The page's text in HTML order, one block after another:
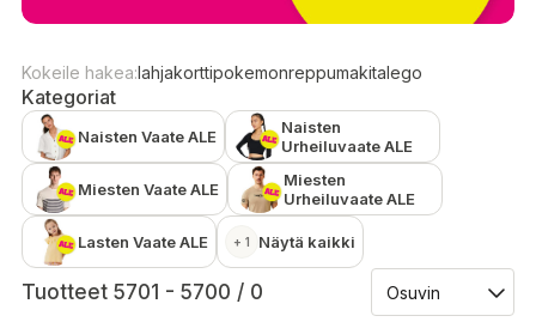
Kokeile hakea:lahjakorttipokemonreppumakitalego
Kategoriat
Naisten Vaate ALE
Naisten
Urheiluvaate ALE
Miesten Vaate ALE
Miesten
Urheiluvaate ALE
Lasten Vaate ALE + 1 Näytä kaikki
Tuotteet 5701 - 5700 / 0